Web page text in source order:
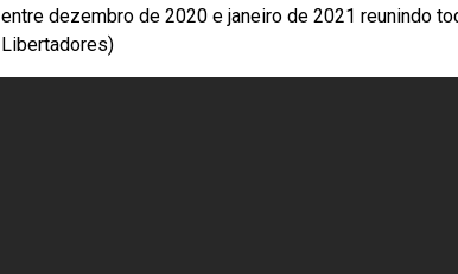
entre dezembro de 2020 e janeiro de 2021 reunindo
Libertadores)